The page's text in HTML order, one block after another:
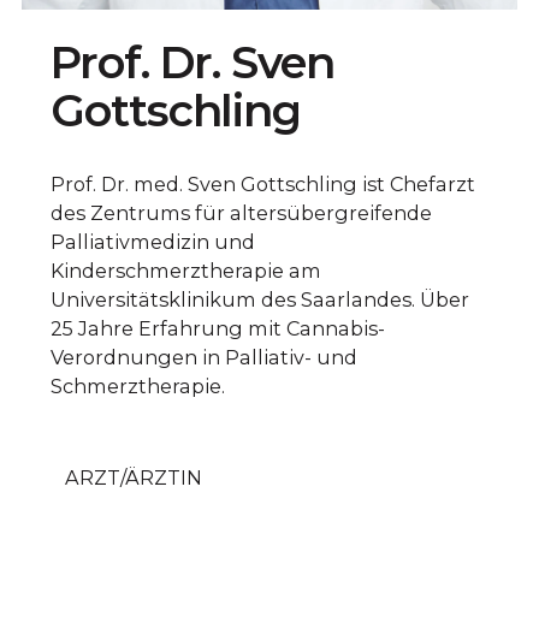
Prof. Dr. Sven
Gottschling
Prof. Dr. med. Sven Gottschling ist Chefarzt
des Zentrums für altersübergreifende
Palliativmedizin und
Kinderschmerztherapie am
Universitätsklinikum des Saarlandes. Über
25 Jahre Erfahrung mit Cannabis-
Verordnungen in Palliativ- und
Schmerztherapie.
ARZT/ÄRZTIN